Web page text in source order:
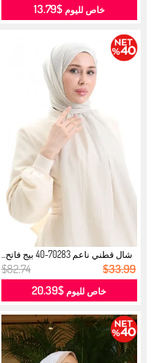
خاص لليوم$13.79
شال قطني ناعم 70283-40 بيج فاتح...
$82.74 $33.99
خاص لليوم $20.39